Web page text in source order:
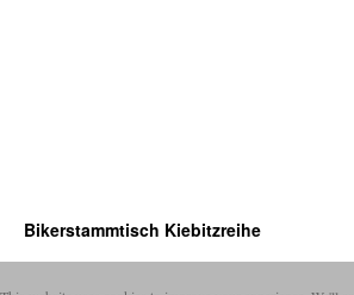
Bikerstammtisch Kiebitzreihe